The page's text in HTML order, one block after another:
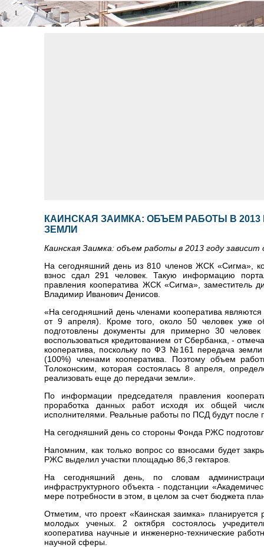
КАИНСКАЯ ЗАИМКА: ОБЪЕМ РАБОТЫ В
ЗЕМЛИ
Каинская Заимка: объем работы в 2013 году
На сегодняшний день из 810 членов ЖСК «Сигма»,
взнос сдал 291 человек. Такую информацию
правления кооператива ЖСК «Сигма», заместитель
Владимир Иванович Денисов.
«На сегодняшний день членами кооператива
от 9 апреля). Кроме того, около 50 человек уже
подготовлены документы для примерно 30
воспользоваться кредитованием от Сбербанка, -
кооператива, поскольку по ФЗ №161 передача
(100%) членами кооператива. Поэтому объем
Толоконским, которая состоялась 8 апреля,
реализовать еще до передачи земли».
По информации председателя правления
проработка данных работ исходя их общей
исполнителями. Реальные работы по ПСД будут после
На сегодняшний день со стороны Фонда РЖС
Напомним, как только вопрос со взносами будет
РЖС выделил участки площадью 86,3 гектаров.
На сегодняшний день, по словам
инфраструктурного объекта - подстанции
мере потребности в этом, в целом за счет бюджета
Отметим, что проект «Каинская заимка» планируется
молодых ученых.2 октября состоялось
кооператива научные и инженерно-технические
научной сферы.